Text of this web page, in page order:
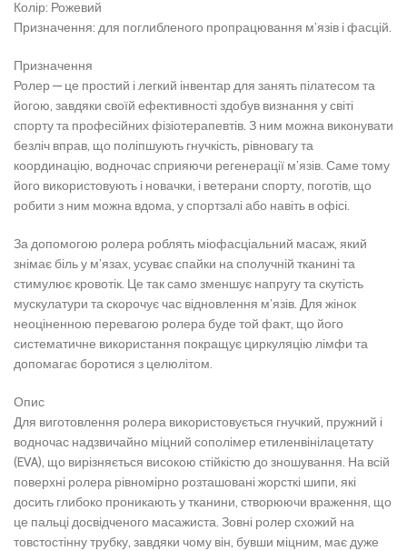
Колір: Рожевий
Призначення: для поглибленого пропрацювання м’язів і фасцій.
Призначення
Ролер — це простий і легкий інвентар для занять пілатесом та
йогою, завдяки своїй ефективності здобув визнання у світі
спорту та професійних фізіотерапевтів. З ним можна виконувати
безліч вправ, що поліпшують гнучкість, рівновагу та
координацію, водночас сприяючи регенерації м’язів. Саме тому
його використовують і новачки, і ветерани спорту, поготів, що
робити з ним можна вдома, у спортзалі або навіть в офісі.
За допомогою ролера роблять міофасціальний масаж, який
знімає біль у м’язах, усуває спайки на сполучній тканині та
стимулює кровотік. Це так само зменшує напругу та скутість
мускулатури та скорочує час відновлення м’язів. Для жінок
неоціненною перевагою ролера буде той факт, що його
систематичне використання покращує циркуляцію лімфи та
допомагає боротися з целюлітом.
Опис
Для виготовлення ролера використовується гнучкий, пружний і
водночас надзвичайно міцний сополімер етиленвінілацетату
(EVA), що вирізняється високою стійкістю до зношування. На всій
поверхні ролера рівномірно розташовані жорсткі шипи, які
досить глибоко проникають у тканини, створюючи враження, що
це пальці досвідченого масажиста. Зовні ролер схожий на
товстостінну трубку, завдяки чому він, бувши міцним, має дуже